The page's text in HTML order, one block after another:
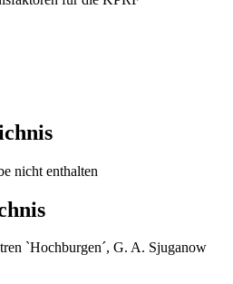
nicht enthalten
`Hochburgen´, G. A. Sjuganow